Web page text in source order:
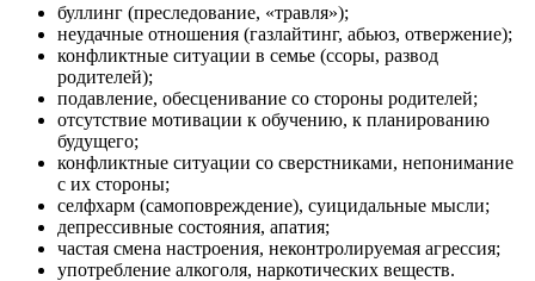
буллинг (преследование, «травля»);
неудачные отношения (газлайтинг, абьюз, отвержение);
конфликтные ситуации в семье (ссоры, развод
родителей);
подавление, обесценивание со стороны родителей;
отсутствие мотивации к обучению, к планированию
будущего;
конфликтные ситуации со сверстниками, непонимание
с их стороны;
селфхарм (самоповреждение), суицидальные мысли;
депрессивные состояния, апатия;
частая смена настроения, неконтролируемая агрессия;
употребление алкоголя, наркотических веществ.